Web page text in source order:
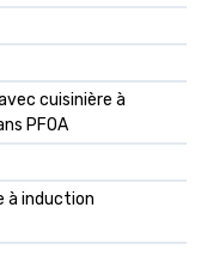
cuisinière à
PFOA
à induction